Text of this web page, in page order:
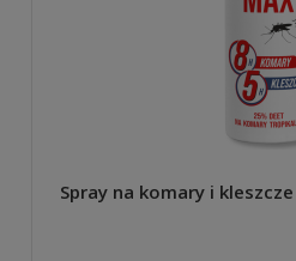
Spray na komary i